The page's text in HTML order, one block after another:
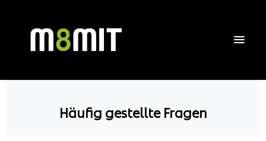
Häufig gestellte Fragen